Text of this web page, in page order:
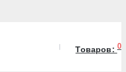
Товаров:0